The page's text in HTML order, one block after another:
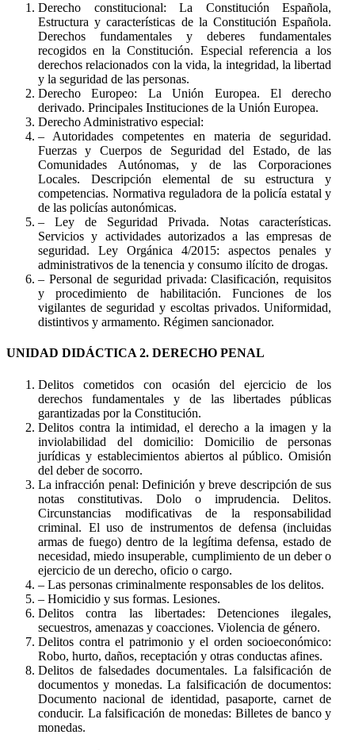
Derecho constitucional: La Constitución Española,
Estructura y características de la Constitución Española.
Derechos fundamentales y deberes fundamentales
recogidos en la Constitución. Especial referencia a los
derechos relacionados con la vida, la integridad, la libertad
y la seguridad de las personas.
Derecho Europeo: La Unión Europea. El derecho
derivado. Principales Instituciones de la Unión Europea.
Derecho Administrativo especial:
– Autoridades competentes en materia de seguridad.
Fuerzas y Cuerpos de Seguridad del Estado, de las
Comunidades Autónomas, y de las Corporaciones
Locales. Descripción elemental de su estructura y
competencias. Normativa reguladora de la policía estatal y
de las policías autonómicas.
– Ley de Seguridad Privada. Notas características.
Servicios y actividades autorizados a las empresas de
seguridad. Ley Orgánica 4/2015: aspectos penales y
administrativos de la tenencia y consumo ilícito de drogas.
– Personal de seguridad privada: Clasificación, requisitos
y procedimiento de habilitación. Funciones de los
vigilantes de seguridad y escoltas privados. Uniformidad,
distintivos y armamento. Régimen sancionador.
UNIDAD DIDÁCTICA 2. DERECHO PENAL
Delitos cometidos con ocasión del ejercicio de los
derechos fundamentales y de las libertades públicas
garantizadas por la Constitución.
Delitos contra la intimidad, el derecho a la imagen y la
inviolabilidad del domicilio: Domicilio de personas
jurídicas y establecimientos abiertos al público. Omisión
del deber de socorro.
La infracción penal: Definición y breve descripción de sus
notas constitutivas. Dolo o imprudencia. Delitos.
Circunstancias modificativas de la responsabilidad
criminal. El uso de instrumentos de defensa (incluidas
armas de fuego) dentro de la legítima defensa, estado de
necesidad, miedo insuperable, cumplimiento de un deber o
ejercicio de un derecho, oficio o cargo.
– Las personas criminalmente responsables de los delitos.
– Homicidio y sus formas. Lesiones.
Delitos contra las libertades: Detenciones ilegales,
secuestros, amenazas y coacciones. Violencia de género.
Delitos contra el patrimonio y el orden socioeconómico:
Robo, hurto, daños, receptación y otras conductas afines.
Delitos de falsedades documentales. La falsificación de
documentos y monedas. La falsificación de documentos:
Documento nacional de identidad, pasaporte, carnet de
conducir. La falsificación de monedas: Billetes de banco y
monedas.